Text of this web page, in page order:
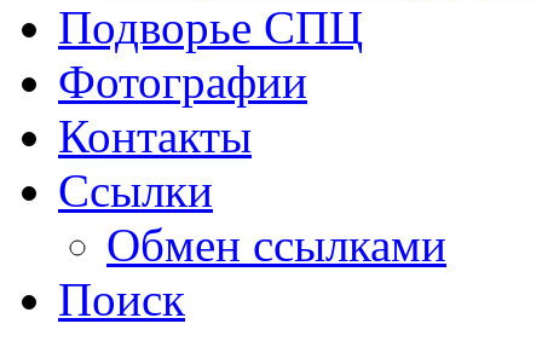
Подворье СПЦ
Фотографии
Контакты
Ссылки
Обмен ссылками
Поиск